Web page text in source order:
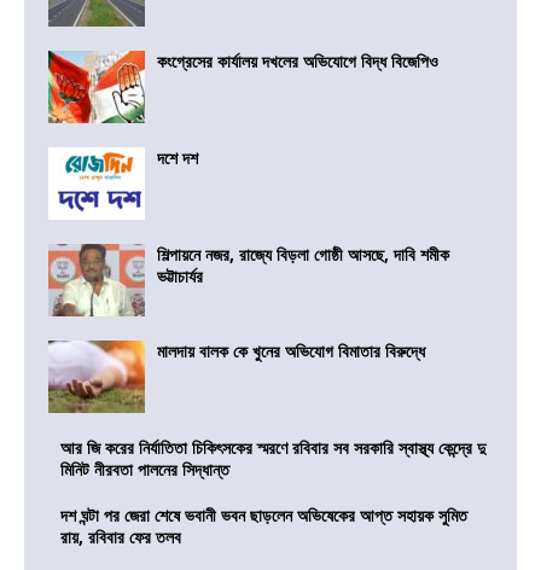
কংগ্রেসের কার্যালয় দখলের অভিযোগে বিদ্ধ বিজেপিও
দশে দশ
শিল্পায়নে নজর, রাজ্যে বিড়লা গোষ্ঠী আসছে, দাবি শমীক
ভট্টাচার্যর
মালদায় বালক কে খুনের অভিযোগ বিমাতার বিরুদ্ধে
আর জি করের নির্যাতিতা চিকিৎসকের স্মরণে রবিবার সব সরকারি স্বাস্থ্য কেন্দ্রে দু
মিনিট নীরবতা পালনের সিদ্ধান্ত
দশ ঘন্টা পর জেরা শেষে ভবানী ভবন ছাড়লেন অভিষেকের আপ্ত সহায়ক সুমিত
রায়, রবিবার ফের তলব